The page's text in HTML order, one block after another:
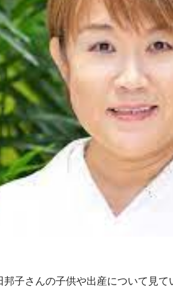
子さんの子供や出産について見て